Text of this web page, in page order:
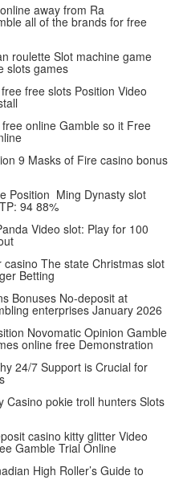
away from Ra
all of the brands for free
roulette Slot machine game
slots games
free slots Position Video
online Gamble so it Free
9 Masks of Fire casino bonus
Position ️ Ming Dynasty slot
94 88%
Video slot: Play for 100
The state Christmas slot
Betting
Bonuses No-deposit at
enterprises January 2026
Novomatic Opinion Gamble
online free Demonstration
24/7 Support is Crucial for
Casino pokie troll hunters Slots
casino kitty glitter Video
Gamble Trial Online
High Roller’s Guide to